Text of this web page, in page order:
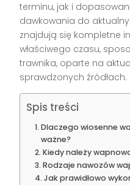
terminu, jak i
dawkowania do
znajdują się kompletne
właściwego czasu,
trawnika, oparte na
sprawdzonych źródłach.
Spis treści
Dlaczego wiosenne
ważne?
Kiedy należy
Rodzaje nawozów
Jak prawidłowo